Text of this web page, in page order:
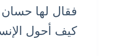
فقال لها حسان
كيف أحول